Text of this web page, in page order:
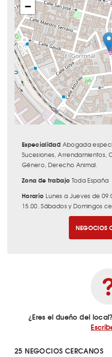
−
Especialidad Abogada
Sucesiones, Arrendamientos,
Género, Derecho Animal.
Zona de trabajo Toda España
Horario Lunes a Jueves de
15.00. Sábados y Domingos
NEGOCIOS
¿Eres el dueño del
25 NEGOCIOS CERCANOS